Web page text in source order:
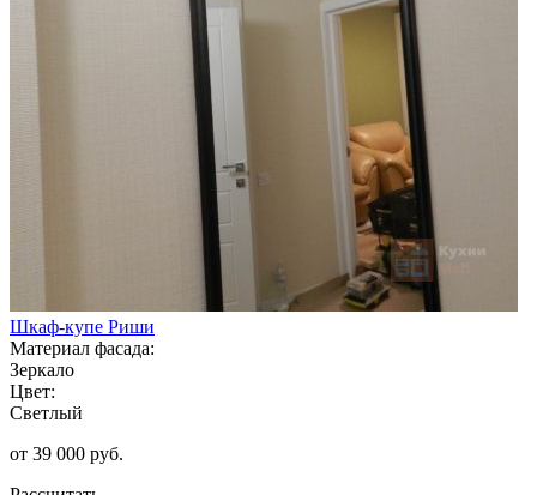
Шкаф-купе Риши
Материал фасада:
Зеркало
Цвет:
Светлый
от 39 000 руб.